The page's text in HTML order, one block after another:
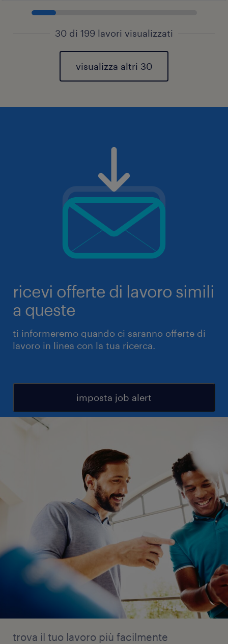
30 di 199 lavori visualizzati
visualizza altri 30
ricevi offerte di lavoro simili
a queste
ti informeremo quando ci saranno offerte di
lavoro in linea con la tua ricerca.
imposta job alert
trova il tuo lavoro più facilmente